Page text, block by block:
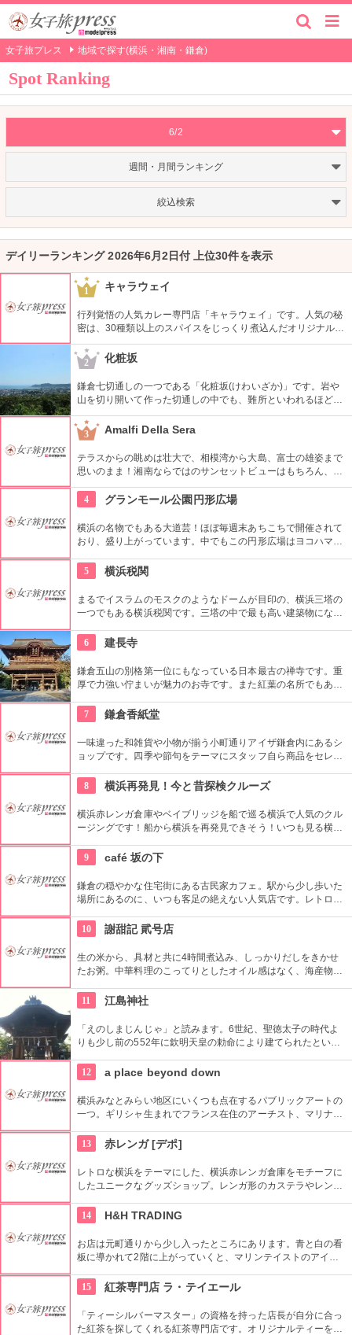
女子旅プレス 地域で探す(横浜・湘南・鎌倉)
Spot Ranking
6/2
週間・月間ランキング
絞込検索
デイリーランキング 2026年6月2日付 上位30件を表示
1 キャラウェイ
行列覚悟の人気カレー専門店「キャラウェイ」です。人気の秘
密は、30種類以上のスパイスをじっくり煮込んだオリジナルカ
レーにあり。何度でも食べたくなる味です。とにかく大盛り、
そして安い！テイクアウトは並ばずに買えます。
2 化粧坂
鎌倉七切通しの一つである「化粧坂(けわいざか)」です。岩や
山を切り開いて作った切通しの中でも、難所といわれるほど化
粧坂は急勾配の坂です。ハイキングというより登山に近いの
で、ヒールやブーツは厳禁です！頂上の源氏山公園にシートを
ひいてお弁当を食べるのもお勧めです。
3 Amalfi Della Sera
テラスからの眺めは壮大で、相模湾から大島、富士の雄姿まで
思いのまま！湘南ならではのサンセットビューはもちろん、自
家窯で焼いた本格ピッツァをメインにしたイタリアンがお手頃
な値段で食べられるのも人気の理由です。ワイングラスを片手
4 グランモール公園円形広場
横浜の名物でもある大道芸！ほぼ毎週末あちこちで開催されて
おり、盛り上がっています。中でもこの円形広場はヨコハマ大
労される、驚きの芸に子供も大人も釘付けです！
5 横浜税関
まるでイスラムのモスクのようなドームが目印の、横浜三塔の
一つでもある横浜税関です。三塔の中で最も高い建築物になり
す！
6 建長寺
鎌倉五山の別格第一位にもなっている日本最古の禅寺です。重
厚で力強い佇まいが魅力のお寺です。また紅葉の名所でもあ
めの1つ。静かなお堂で自分の呼吸の音だけに耳を傾け、無心
の境地を目指します。
7 鎌倉香紙堂
一味違った和雑貨や小物が揃う小町通りアイザ鎌倉内にあるシ
ョップです。四季や節句をテーマにスタッフ自ら商品をセレク
や手ぬぐいは、見ているだけで心がわくわくします！
8 横浜再発見！今と昔探検クルーズ
横浜赤レンガ倉庫やベイブリッジを船で巡る横浜で人気のクル
ージングです！船から横浜を再発見できそう！いつも見る横浜
り煌びやかな横浜の工場夜景をご覧いただけます！
9 café 坂の下
鎌倉の穏やかな住宅街にある古民家カフェ。駅から少し歩いた
場所にあるのに、いつも客足の絶えない人気店です。レトロだ
での定番メニューは、三段重ねのコーンミール入りのパンケー
キ。厚さ十分なのでお腹がすいているときは特におオススメで
す。
10 謝甜記 貮号店
生の米から、具材と共に4時間煮込み、しっかりだしをきかせ
たお粥。中華料理のこってりとしたオイル感はなく、海産物に
11
江島神社
「えのしまじんじゃ」と読みます。6世紀、聖徳太子の時代よ
りも少し前の552年に欽明天皇の勅命により建てられたといわ
スカーに乗ってすいすい。4分で頂上に着くことができます。
縁結びや金運上昇を願って訪れる人が続々。
12 a place beyond down
横浜みなとみらい地区にいくつも点在するパブリックアートの
一つ。ギリシャ生まれでフランス在住のアーチスト、マリナ・
内にあるクイーンズパークで、その美しいドレープと伸びやか
な羽をテーマにした幻想的な姿を見ることができます。
13 赤レンガ [デポ]
レトロな横浜をテーマにした、横浜赤レンガ倉庫をモチーフに
したユニークなグッズショップ。レンガ形のカステラやレンガ
な商品がいろいろ。お手ごろ価格のお土産が探せます。
14 H&H TRADING
お店は元町通りから少し入ったところにあります。青と白の看
板に導かれて2階に上がっていくと、マリンテイストのアイテ
じめ米国アンティークなどの幅広い品揃えが魅力！多種多様な
アイテムが積み重なるように置かれていて、まさに掘り出し物
が見つかりそうです。
15 紅茶専門店 ラ・テイエール
「ティーシルバーマスター」の資格を持った店長が自分に合っ
た紅茶を探してくれる紅茶専門店です。オリジナルティーをは